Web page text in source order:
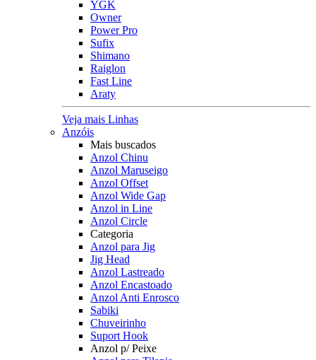
YGK
Owner
Power Pro
Sufix
Shimano
Raiglon
Fast Line
Araty
Veja mais Linhas
Anzóis
Mais buscados
Anzol Chinu
Anzol Maruseigo
Anzol Offset
Anzol Wide Gap
Anzol in Line
Anzol Circle
Categoria
Anzol para Jig
Jig Head
Anzol Lastreado
Anzol Encastoado
Anzol Anti Enrosco
Sabiki
Chuveirinho
Suport Hook
Anzol p/ Peixe